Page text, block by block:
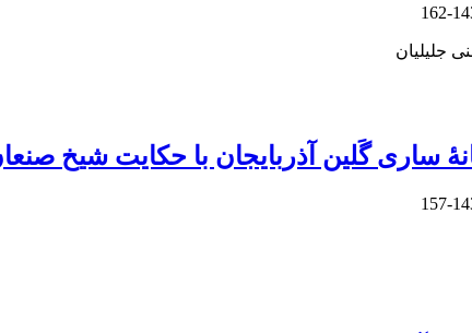
143-
جلیلیان
ساری گَلین آذربایجان با حکایت شیخ
143-